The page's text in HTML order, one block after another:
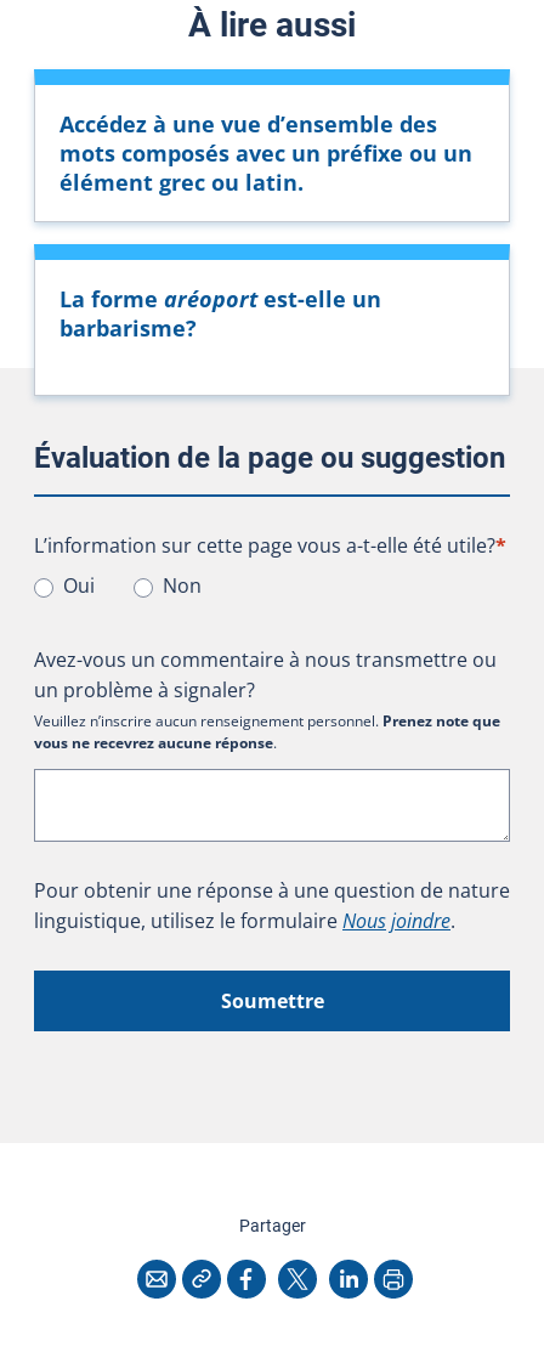
À lire aussi
Accédez à une vue d’ensemble des
mots composés avec un préfixe ou un
élément grec ou latin.
La forme aréoportest-elle un
barbarisme?
Évaluation de la page ou suggestion
L’information sur cette page vous a-t-elle été utile?
L’information sur cette page vous a-t-elle été utile?*
Oui
Non
Avez-vous un commentaire à nous transmettre ou
un problème à signaler?
Veuillez n’inscrire aucun renseignement personnel. Prenez note que
vous ne recevrez aucune réponse.
Pour obtenir une réponse à une question de nature
linguistique, utilisez le formulaireNous joindre.
Soumettre
Partagercette page
CourrielCopier l'adresse
Facebook
X LinkedInImprimer